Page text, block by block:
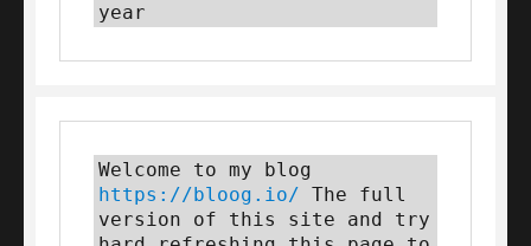
year
https://bloog.io/ The full
version of this site and try